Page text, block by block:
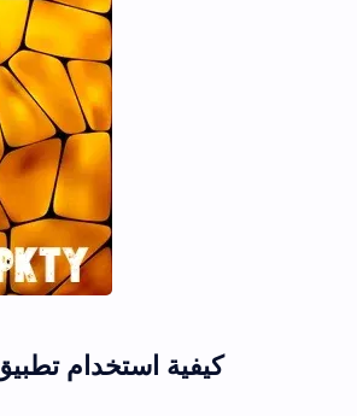
كيفية استخدام تطبيق Telebox؟